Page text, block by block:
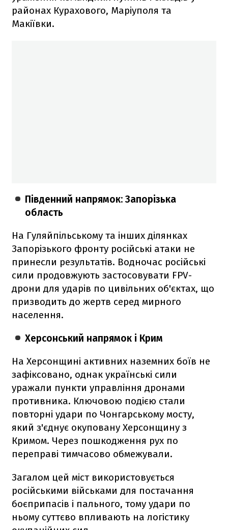
районах Курахового, Маріуполя та
Макіївки.
Південний напрямок: Запорізька
область
На Гуляйпільському та інших ділянках
Запорізького фронту російські атаки не
принесли результатів. Водночас російські
сили продовжують застосовувати FPV-
дрони для ударів по цивільних об'єктах, що
призводить до жертв серед мирного
населення.
Херсонський напрямок і Крим
На Херсонщині активних наземних боїв не
зафіксовано, однак українські сили
уражали пункти управління дронами
противника. Ключовою подією стали
повторні удари по Чонгарському мосту,
який з'єднує окуповану Херсонщину з
Кримом. Через пошкодження рух по
переправі тимчасово обмежували.
Загалом цей міст використовується
російськими військами для постачання
боєприпасів і пального, тому удари по
ньому суттєво впливають на логістику